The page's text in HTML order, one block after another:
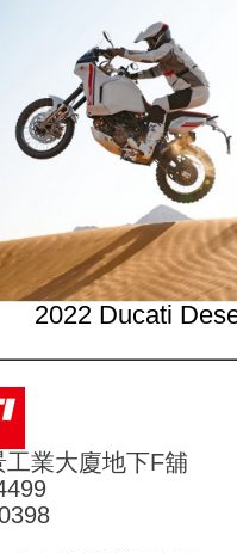
2022 Ducati
業大廈地下F舖